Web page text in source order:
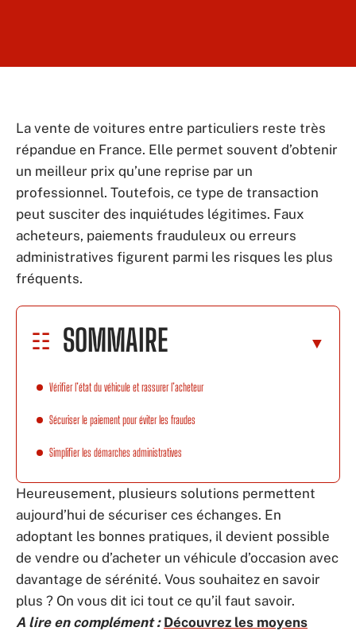
La vente de voitures entre particuliers reste très
répandue en France. Elle permet souvent d’obtenir
un meilleur prix qu’une reprise par un
professionnel. Toutefois, ce type de transaction
peut susciter des inquiétudes légitimes. Faux
acheteurs, paiements frauduleux ou erreurs
administratives figurent parmi les risques les plus
fréquents.
SOMMAIRE
Vérifier l’état du véhicule et rassurer l’acheteur
Sécuriser le paiement pour éviter les fraudes
Simplifier les démarches administratives
Heureusement, plusieurs solutions permettent
aujourd’hui de sécuriser ces échanges. En
adoptant les bonnes pratiques, il devient possible
de vendre ou d’acheter un véhicule d’occasion avec
davantage de sérénité. Vous souhaitez en savoir
plus ? On vous dit ici tout ce qu’il faut savoir.
A lire en complément : Découvrez les moyens